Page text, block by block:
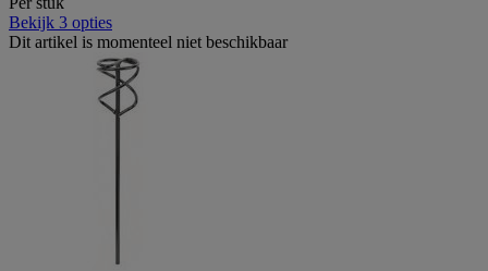
Bekijk 3 opties
Dit artikel is momenteel niet beschikbaar